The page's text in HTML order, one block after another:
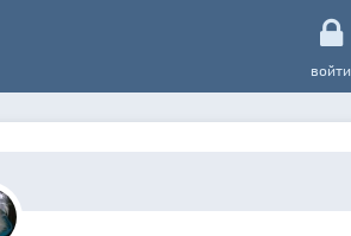
войти